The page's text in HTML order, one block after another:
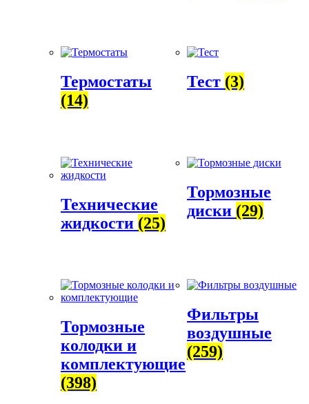
Термостаты
(14)
Тест (3)
Технические
жидкости (25)
Тормозные
диски (29)
Тормозные
колодки и
комплектующие
(398)
Фильтры
воздушные
(259)